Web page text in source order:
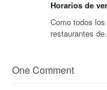
Horarios de
Como todos
restaurantes
OneComment